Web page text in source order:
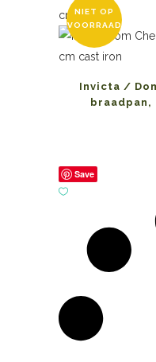
NIET OP
VOORRAAD
Invicta /
braadpan,
Save